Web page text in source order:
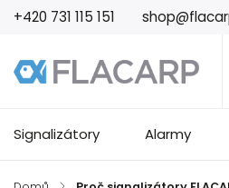
+420 731 115 151
Signalizátory Alarmy